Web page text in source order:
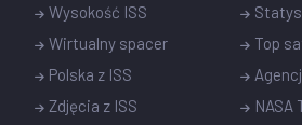
Wysokość ISS
Wirtualny spacer
Polska z ISS
Zdjęcia z ISS
Top
NASA